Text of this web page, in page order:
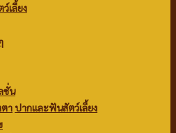
เลี้ยง
ชั่น
า ปากและฟันสัตว์เลี้ยง